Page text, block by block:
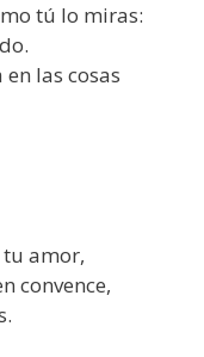
tú lo miras:
las cosas
tu amor,
convence,